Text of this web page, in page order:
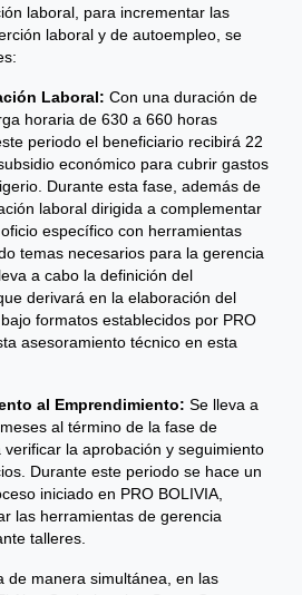
laboral, para incrementar las
laboral y de autoempleo, se
Laboral: Con una duración de
horaria de 630 a 660 horas
periodo el beneficiario recibirá 22
económico para cubrir gastos
Durante esta fase, además de
laboral dirigida a complementar
específico con herramientas
temas necesarios para la gerencia
a cabo la definición del
derivará en la elaboración del
formatos establecidos por PRO
asesoramiento técnico en esta
al Emprendimiento: Se lleva a
al término de la fase de
la aprobación y seguimiento
Durante este periodo se hace un
iniciado en PRO BOLIVIA,
las herramientas de gerencia
talleres.
de manera simultánea, en las